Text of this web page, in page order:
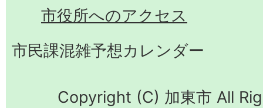
市役所へのアクセス
市民課混雑予想カレンダー
Copyright (C) 加東市 All